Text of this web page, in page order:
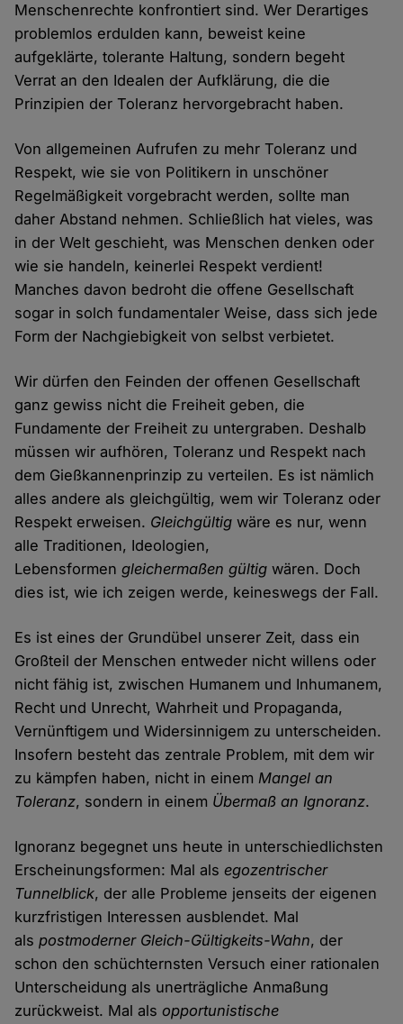
Menschenrechte konfrontiert sind. Wer Derartiges
problemlos erdulden kann, beweist keine
aufgeklärte, tolerante Haltung, sondern begeht
Verrat an den Idealen der Aufklärung, die die
Prinzipien der Toleranz hervorgebracht haben.
Von allgemeinen Aufrufen zu mehr Toleranz und
Respekt, wie sie von Politikern in unschöner
Regelmäßigkeit vorgebracht werden, sollte man
daher Abstand nehmen. Schließlich hat vieles, was
in der Welt geschieht, was Menschen denken oder
wie sie handeln, keinerlei Respekt verdient!
Manches davon bedroht die offene Gesellschaft
sogar in solch fundamentaler Weise, dass sich jede
Form der Nachgiebigkeit von selbst verbietet.
Wir dürfen den Feinden der offenen Gesellschaft
ganz gewiss nicht die Freiheit geben, die
Fundamente der Freiheit zu untergraben. Deshalb
müssen wir aufhören, Toleranz und Respekt nach
dem Gießkannenprinzip zu verteilen. Es ist nämlich
alles andere als gleichgültig, wem wir Toleranz oder
Respekt erweisen. Gleichgültig wäre es nur, wenn
alle Traditionen, Ideologien,
Lebensformengleichermaßen gültig wären. Doch
dies ist, wie ich zeigen werde, keineswegs der Fall.
Es ist eines der Grundübel unserer Zeit, dass ein
Großteil der Menschen entweder nicht willens oder
nicht fähig ist, zwischen Humanem und Inhumanem,
Recht und Unrecht, Wahrheit und Propaganda,
Vernünftigem und Widersinnigem zu unterscheiden.
Insofern besteht das zentrale Problem, mit dem wir
zu kämpfen haben, nicht in einemMangel an
Toleranz, sondern in einem Übermaß an Ignoranz.
Ignoranz begegnet uns heute in unterschiedlichsten
Erscheinungsformen: Mal alsegozentrischer
Tunnelblick, der alle Probleme jenseits der eigenen
kurzfristigen Interessen ausblendet. Mal
alspostmoderner Gleich-Gültigkeits-Wahn, der
schon den schüchternsten Versuch einer rationalen
Unterscheidung als unerträgliche Anmaßung
zurückweist. Mal als opportunistische